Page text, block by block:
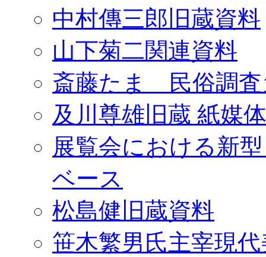
中村傳三郎旧蔵資料
山下菊二関連資料
斎藤たま 民俗調査
及川尊雄旧蔵 紙媒
展覧会における新
ベース
松島健旧蔵資料
笹木繁男氏主宰現